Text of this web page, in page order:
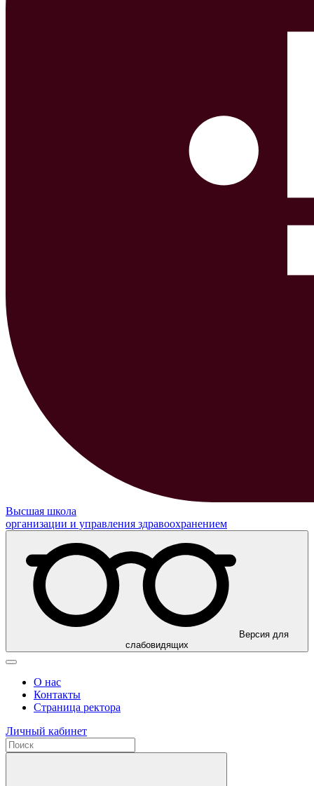
Высшая школа
организации и управления здравоохранением
Версия для
слабовидящих
О нас
Контакты
Страница ректора
Личный кабинет